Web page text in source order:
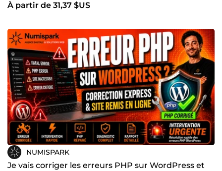
À partir de 31,37 $US
NUMISPARK
Je vais corriger les erreurs PHP sur WordPress et